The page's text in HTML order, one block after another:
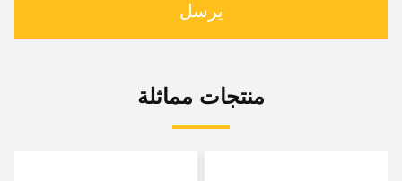
يرسل
منتجات مماثلة